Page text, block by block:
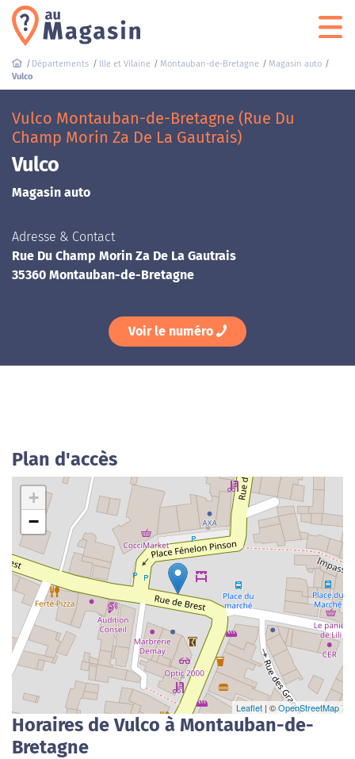
Départements Ille et Vilaine Montauban-de-Bretagne
Magasin auto
Vulco
Vulco Montauban-de-Bretagne (Rue Du
Champ Morin Za De La Gautrais)
Vulco
Magasin auto
Adresse & Contact
Rue Du Champ Morin Za De La Gautrais
35360 Montauban-de-Bretagne
Voir le numéro
Plan d'accès
+
−
Leaflet | ©OpenStreetMap
Horaires de Vulco à Montauban-de-
Bretagne